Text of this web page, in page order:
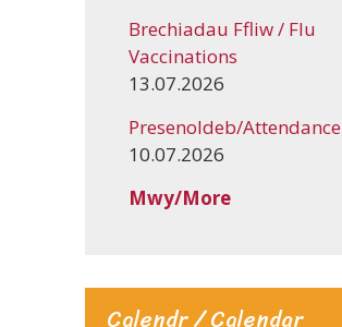
Brechiadau Ffliw / Flu
Vaccinations
13.07.2026
Presenoldeb/Attendance
10.07.2026
Mwy/More